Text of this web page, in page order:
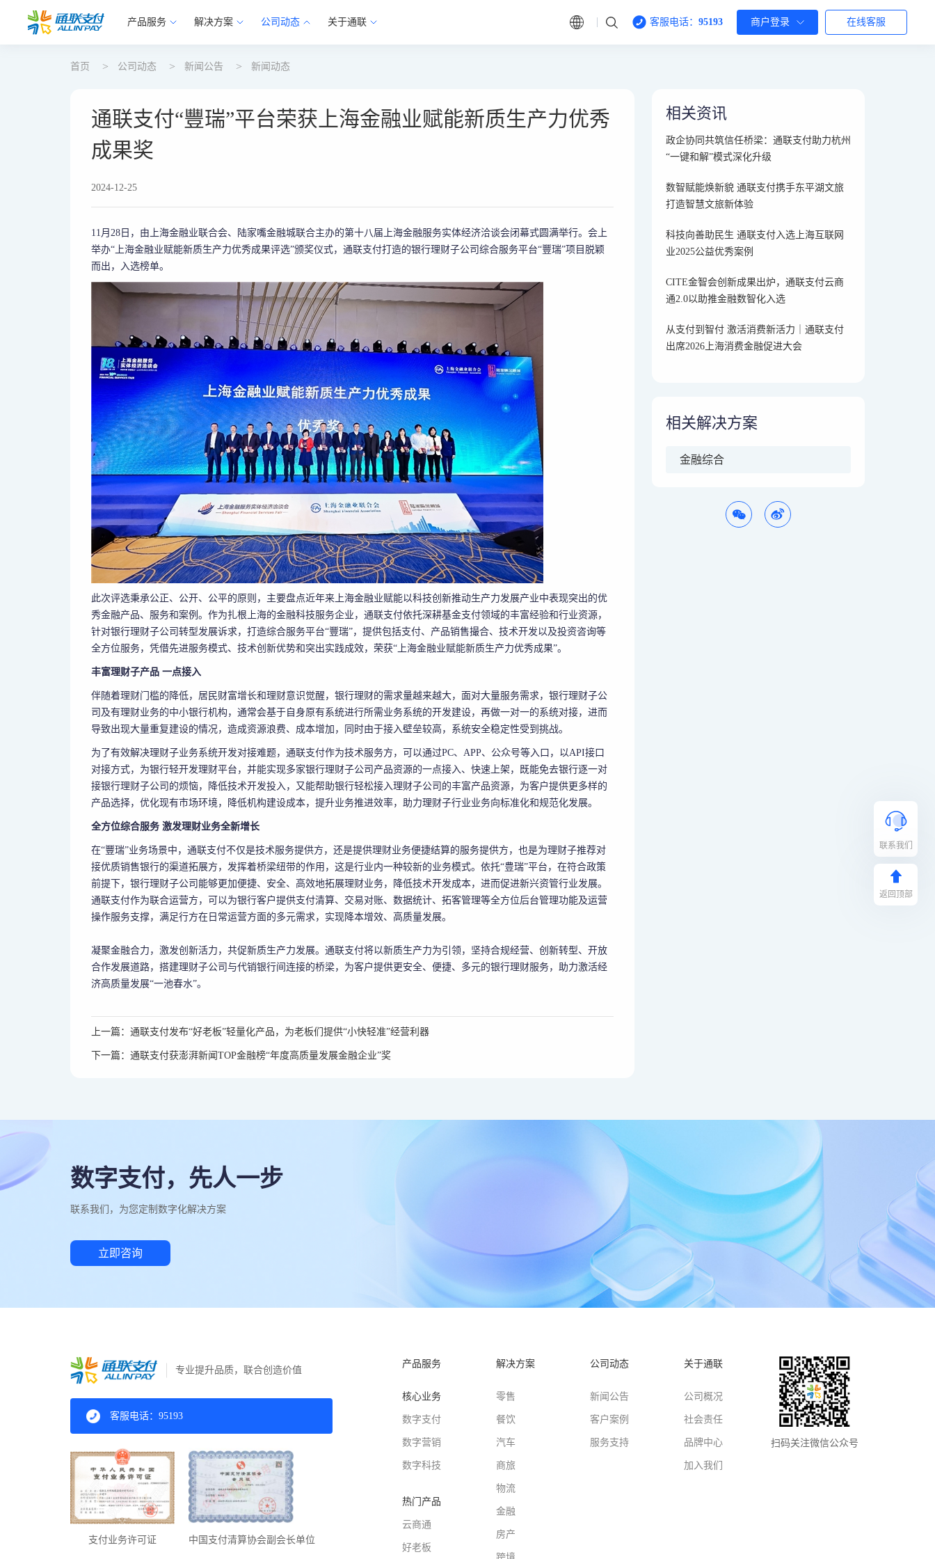
产品服务 解决方案 公司动态 关于通联 客服电话： 95193 商户登录 在线客服
首页 公司动态 新闻公告 新闻动态
通联支付“豐瑞”平台荣获上海金融业赋能新质生产力优秀
成果奖
2024-12-25
11月28日，由上海金融业联合会、陆家嘴金融城联合主办的第十八届上海金融服务实体经济洽谈会闭幕式圆满举行。会上
举办“上海金融业赋能新质生产力优秀成果评选”颁奖仪式，通联支付打造的银行理财子公司综合服务平台“豐瑞”项目脱颖
而出，入选榜单。
此次评选秉承公正、公开、公平的原则，主要盘点近年来上海金融业赋能以科技创新推动生产力发展产业中表现突出的优
秀金融产品、服务和案例。作为扎根上海的金融科技服务企业，通联支付依托深耕基金支付领域的丰富经验和行业资源，
针对银行理财子公司转型发展诉求，打造综合服务平台“豐瑞”，提供包括支付、产品销售撮合、技术开发以及投资咨询等
全方位服务，凭借先进服务模式、技术创新优势和突出实践成效，荣获“上海金融业赋能新质生产力优秀成果”。
丰富理财子产品 一点接入
伴随着理财门槛的降低，居民财富增长和理财意识觉醒，银行理财的需求量越来越大，面对大量服务需求，银行理财子公
司及有理财业务的中小银行机构，通常会基于自身原有系统进行所需业务系统的开发建设，再做一对一的系统对接，进而
导致出现大量重复建设的情况，造成资源浪费、成本增加，同时由于接入壁垒较高，系统安全稳定性受到挑战。
为了有效解决理财子业务系统开发对接难题，通联支付作为技术服务方，可以通过PC、APP、公众号等入口，以API接口
对接方式，为银行轻开发理财平台，并能实现多家银行理财子公司产品资源的一点接入、快速上架，既能免去银行逐一对
接银行理财子公司的烦恼，降低技术开发投入，又能帮助银行轻松接入理财子公司的丰富产品资源，为客户提供更多样的
产品选择，优化现有市场环境，降低机构建设成本，提升业务推进效率，助力理财子行业业务向标准化和规范化发展。
全方位综合服务 激发理财业务全新增长
在“豐瑞”业务场景中，通联支付不仅是技术服务提供方，还是提供理财业务便捷结算的服务提供方，也是为理财子推荐对
接优质销售银行的渠道拓展方，发挥着桥梁纽带的作用，这是行业内一种较新的业务模式。依托“豊瑞”平台，在符合政策
前提下，银行理财子公司能够更加便捷、安全、高效地拓展理财业务，降低技术开发成本，进而促进新兴资管行业发展。
通联支付作为联合运营方，可以为银行客户提供支付清算、交易对账、数据统计、拓客管理等全方位后台管理功能及运营
操作服务支撑，满足行方在日常运营方面的多元需求，实现降本增效、高质量发展。
凝聚金融合力，激发创新活力，共促新质生产力发展。通联支付将以新质生产力为引领，坚持合规经营、创新转型、开放
合作发展道路，搭建理财子公司与代销银行间连接的桥梁，为客户提供更安全、便捷、多元的银行理财服务，助力激活经
济高质量发展“一池春水”。
上一篇：通联支付发布“好老板”轻量化产品，为老板们提供“小快轻准”经营利器
下一篇：通联支付获澎湃新闻TOP金融榜“年度高质量发展金融企业”奖
相关资讯
政企协同共筑信任桥梁：通联支付助力杭州
“一键和解”模式深化升级
数智赋能焕新貌 通联支付携手东平湖文旅
打造智慧文旅新体验
科技向善助民生 通联支付入选上海互联网
业2025公益优秀案例
CITE金智会创新成果出炉，通联支付云商
通2.0以助推金融数智化入选
从支付到智付 激活消费新活力｜通联支付
出席2026上海消费金融促进大会
相关解决方案
金融综合
数字支付，先人一步
联系我们，为您定制数字化解决方案
立即咨询
专业提升品质，联合创造价值
客服电话：95193
支付业务许可证 中国支付清算协会副会长单位
产品服务
核心业务
数字支付
数字营销
数字科技
热门产品
云商通
好老板
解决方案
零售
餐饮
汽车
商旅
物流
金融
房产
公司动态
新闻公告
客户案例
服务支持
关于通联
公司概况
社会责任
品牌中心
加入我们
扫码关注微信公众号
联系我们
返回顶部